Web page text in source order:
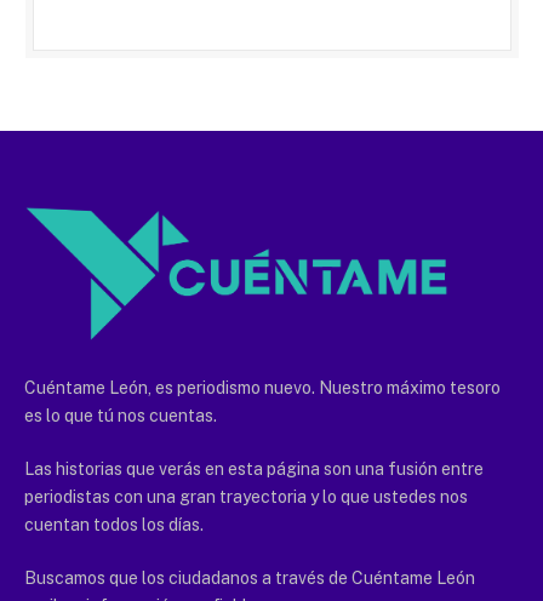
Cuéntame León, es periodismo nuevo. Nuestro máximo tesoro
es lo que tú nos cuentas.
Las historias que verás en esta página son una fusión entre
periodistas con una gran trayectoria y lo que ustedes nos
cuentan todos los días.
Buscamos que los ciudadanos a través de Cuéntame León